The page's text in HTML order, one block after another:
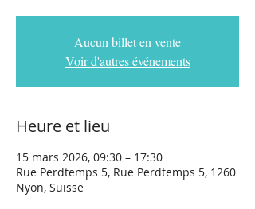
Aucun billet en vente
Voir d'autres événements
Heure et lieu
15 mars 2026, 09:30 – 17:30
Rue Perdtemps 5, Rue Perdtemps 5, 1260
Nyon, Suisse